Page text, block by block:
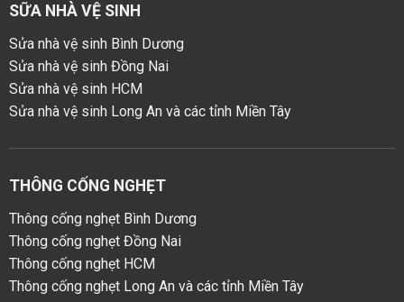
SỮA NHÀ VỆ SINH
Sửa nhà vệ sinh Bình Dương
Sửa nhà vệ sinh Đồng Nai
Sửa nhà vệ sinh HCM
Sửa nhà vệ sinh Long An và các tỉnh Miền Tây
THÔNG CỐNG NGHẸT
Thông cống nghẹt Bình Dương
Thông cống nghẹt Đồng Nai
Thông cống nghẹt HCM
Thông cống nghẹt Long An và các tỉnh Miền Tây